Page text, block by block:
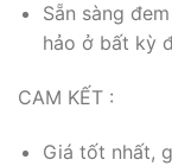
Sẵn sàng
hảo ở bất kỳ
CAM KẾT :
Giá tốt nhất,